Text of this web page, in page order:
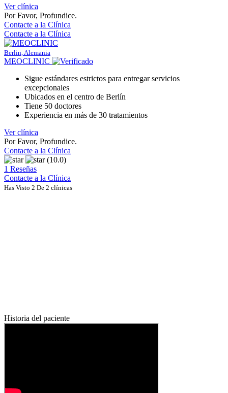
Ver clínica
Por Favor, Profundice.
Contacte a la Clínica
Contacte a la Clínica
Berlin, Alemania
MEOCLINIC
Sigue estándares estrictos para entregar servicios
excepcionales
Ubicados en el centro de Berlín
Tiene 50 doctores
Experiencia en más de 30 tratamientos
Ver clínica
Por Favor, Profundice.
Contacte a la Clínica
(10.0)
1 Reseñas
Contacte a la Clínica
Has Visto 2 De 2 clínicas
Historia del paciente